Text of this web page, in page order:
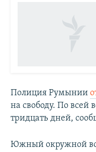
Полиция Румынии
на свободу. По всей
тридцать дней,
Южный окружной